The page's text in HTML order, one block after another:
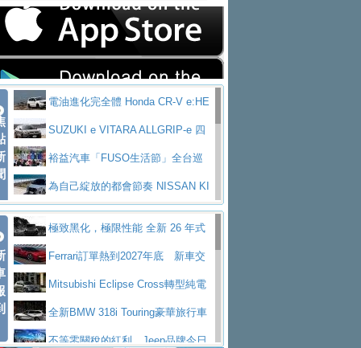
電油進化完全體 Honda CR-V e:HE
V PrestigeSUZUKI e VITARA ALLGRIP-e 四
驅精神的純電新詮釋
裕益汽車「FUSO生活節」全台巡
迴 結合生活體驗、交通安全與購車優惠
為自己綻放的都會節奏 NISSAN KI
CKS SAKURA為品味獨具層峰買家打造的頂級座
駕，MAZDA CX-90 33T AWD Premium Ca
ptain Seat
EV
技的座駕! Ford Territory中型油電休旅
SO Super Great今日在台登場，結合先進安
極致黑化，極限性能 全新 26 年式
DEFENDER OCTA BLACK 限量登台
Ferrari訂單熱到2027年底 新車交
付至少得等一年以上
Mitsubishi Eclipse Cross轉型純電
休旅 87kWh電池續航超過600公里
全新BMW 318i Touring豪華旅行車
全台限量200台 進化現型
不等零關稅的紅利，Jeep品牌今日